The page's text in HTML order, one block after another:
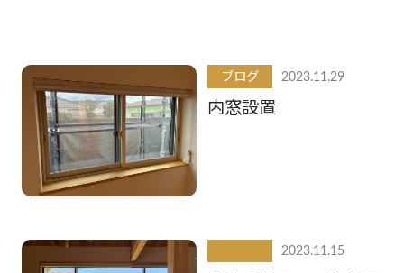
ブログ 2023.11.29
内窓設置
2023.11.15